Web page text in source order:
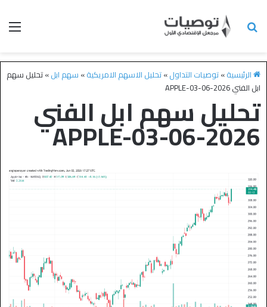
الرئيسية»توصيات التداول»تحليل الاسهم الامريكية» سهم ابل»تحليل سهم
ابل الفني APPLE-03-06-2026
تحليل سهم ابل الفني
APPLE-03-06-2026